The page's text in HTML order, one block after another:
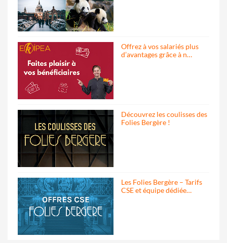
Offrez à vos salariés plus
d’avantages grâce à n…
Découvrez les coulisses des
Folies Bergère !
Les Folies Bergère – Tarifs
CSE et équipe dédiée…